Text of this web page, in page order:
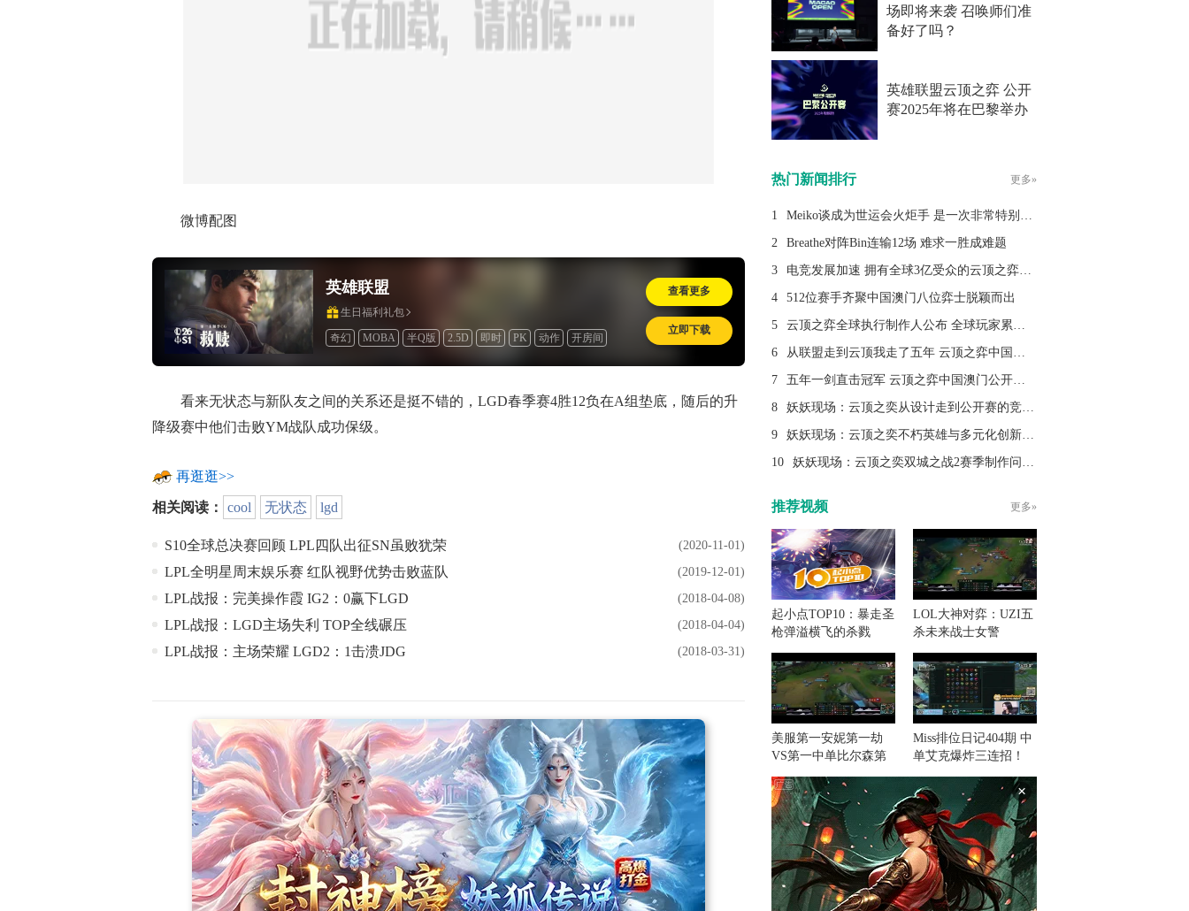
微博配图
英雄联盟
生日福利礼包
奇幻 MOBA 半Q版 2.5D 即时 PK 动作
开房间
查看更多
立即下载
看来无状态与新队友之间的关系还是挺不错的，LGD春季赛4胜12负在A组垫底，随后的升
降级赛中他们击败YM战队成功保级。
再逛逛>>
相关阅读： cool 无状态 lgd
(2020-11-01)
S10全球总决赛回顾 LPL四队出征SN虽败犹荣
(2019-12-01)
LPL全明星周末娱乐赛 红队视野优势击败蓝队
(2018-04-08)
LPL战报：完美操作霞 IG2：0赢下LGD
(2018-04-04)
LPL战报：LGD主场失利 TOP全线碾压
(2018-03-31)
LPL战报：主场荣耀 LGD2：1击溃JDG
场即将来袭 召唤师们准
备好了吗？
英雄联盟云顶之弈 公开
赛2025年将在巴黎举办
热门新闻排行 更多»
1 Meiko谈成为世运会火炬手 是一次非常特别的经历
2 Breathe对阵Bin连输12场 难求一胜成难题
3 电竞发展加速 拥有全球3亿受众的云顶之弈究竟做对了什么？
4 512位赛手齐聚中国澳门八位弈士脱颖而出
5 云顶之弈全球执行制作人公布 全球玩家累计已突破3亿人
6 从联盟走到云顶我走了五年 云顶之弈中国澳门公开赛冠军专访
7 五年一剑直击冠军 云顶之弈中国澳门公开赛冠军之路
8 妖妖现场：云顶之奕从设计走到公开赛的竞技与平衡之路
9 妖妖现场：云顶之奕不朽英雄与多元化创新赛季的碰撞
10 妖妖现场：云顶之奕双城之战2赛季制作问答专题
推荐视频 更多»
起小点TOP10：暴走圣
枪弹溢横飞的杀戮
LOL大神对弈：UZI五
杀未来战士女警
美服第一安妮第一劫
VS第一中单比尔森第
一阿卡丽
Miss排位日记404期 中
单艾克爆炸三连招！
×